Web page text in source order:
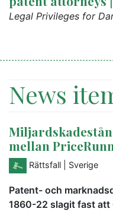
Legal Privileges for
News
mellan
Rättsfall | Sverige
Patent- och
1860-22 slagit fast att